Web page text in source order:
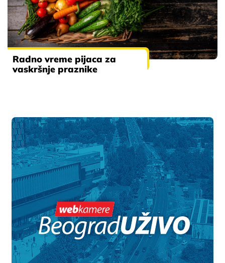
Radno vreme pijaca za
vaskršnje praznike